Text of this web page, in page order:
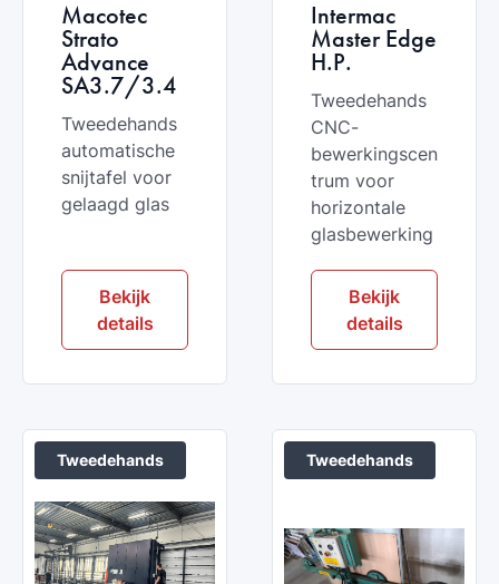
Macotec
Strato
Advance
SA3.7/3.4
Tweedehands
automatische
snijtafel voor
gelaagd glas
Bekijk
details
Intermac
Master Edge
H.P.
Tweedehands
CNC-
bewerkingscen
trum voor
horizontale
glasbewerking
Bekijk
details
Tweedehands Tweedehands